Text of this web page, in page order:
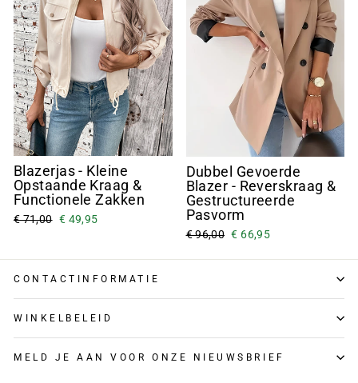
Blazerjas - Kleine
Opstaande Kraag &
Functionele Zakken
€ 71,00 € 49,95
Dubbel Gevoerde
Blazer - Reverskraag &
Gestructureerde
Pasvorm
€ 96,00 € 66,95
CONTACTINFORMATIE
WINKELBELEID
MELD JE AAN VOOR ONZE NIEUWSBRIEF